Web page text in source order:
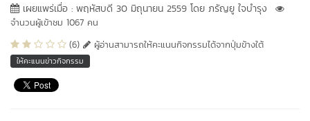
เผยแพร่เมื่อ : พฤหัสบดี 30 มิถุนายน 2559 โดย ภรัญยู ใจบำรุง
จำนวนผู้เข้าชม 1067 คน
(6)
ผู้อ่านสามารถให้คะแนนกิจกรรมได้จากปุ่มข้างใต้
ให้คะแนนข่าวกิจกรรม